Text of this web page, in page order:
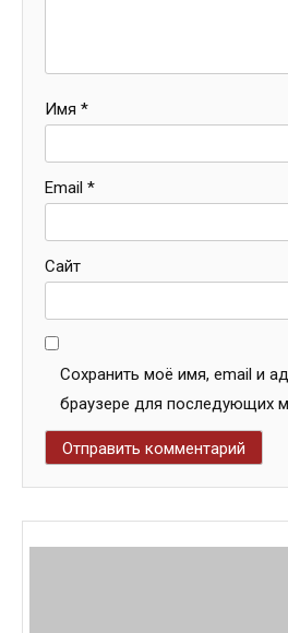
Имя *
Email *
Сайт
Сохранить моё имя, email и
браузере для последующих